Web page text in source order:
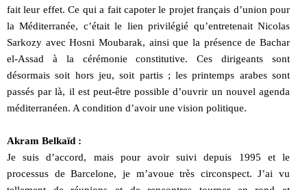
fait leur effet. Ce qui a fait capoter le projet français d’union pour
la Méditerranée, c’était le lien privilégié qu’entretenait Nicolas
Sarkozy avec Hosni Moubarak, ainsi que la présence de Bachar
el-Assad à la cérémonie constitutive. Ces dirigeants sont
désormais soit hors jeu, soit partis ; les printemps arabes sont
passés par là, il est peut-être possible d’ouvrir un nouvel agenda
méditerranéen. A condition d’avoir une vision politique.
Akram Belkaïd :
Je suis d’accord, mais pour avoir suivi depuis 1995 et le
processus de Barcelone, je m’avoue très circonspect. J’ai vu